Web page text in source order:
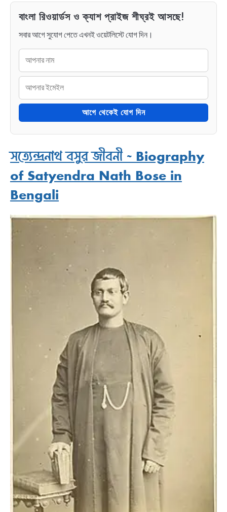
বাংলা রিওয়ার্ডস ও ক্যাশ প্রাইজ শীঘ্রই আসছে!
সবার আগে সুযোগ পেতে এখনই ওয়েটলিস্টে যোগ দিন।
আগে থেকেই যোগ দিন
সত্যেন্দ্রনাথ বসুর জীবনী ~ Biography
of Satyendra Nath Bose in
Bengali